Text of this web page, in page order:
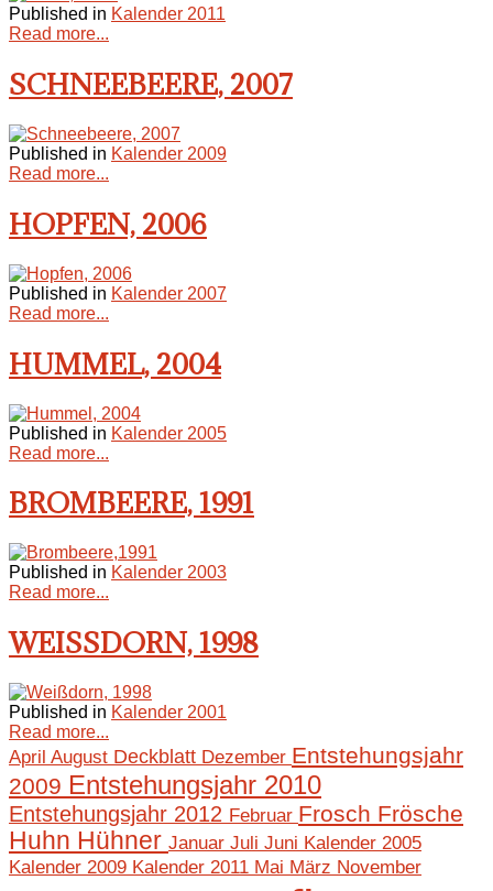
Published in Kalender 2011
Read more...
SCHNEEBEERE, 2007
Published in Kalender 2009
Read more...
HOPFEN, 2006
Published in Kalender 2007
Read more...
HUMMEL, 2004
Published in Kalender 2005
Read more...
BROMBEERE, 1991
Published in Kalender 2003
Read more...
WEISSDORN, 1998
Published in Kalender 2001
Read more...
April August Deckblatt Dezember Entstehungsjahr
2009 Entstehungsjahr 2010
Entstehungsjahr 2012 Februar Frosch Frösche
Huhn Hühner Januar Juli Juni Kalender 2005
Kalender 2009 Kalender 2011 Mai März November